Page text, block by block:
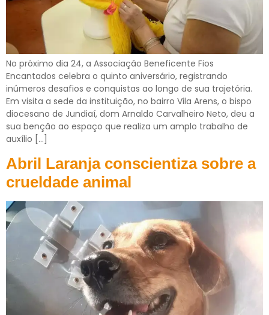
No próximo dia 24, a Associação Beneficente Fios
Encantados celebra o quinto aniversário, registrando
inúmeros desafios e conquistas ao longo de sua trajetória.
Em visita a sede da instituição, no bairro Vila Arens, o bispo
diocesano de Jundiaí, dom Arnaldo Carvalheiro Neto, deu a
sua benção ao espaço que realiza um amplo trabalho de
auxílio […]
Abril Laranja conscientiza sobre a
crueldade animal